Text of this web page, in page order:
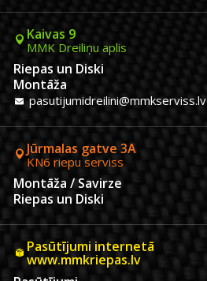
Kaivas 9
MMK Dreiliņu aplis
Riepas un Diski
Montāža
pasutijumidreilini@mmkserviss.lv
Jūrmalas gatve 3A
KN6 riepu serviss
Montāža / Savirze
Riepas un Diski
Pasūtījumi internetā
www.mmkriepas.lv